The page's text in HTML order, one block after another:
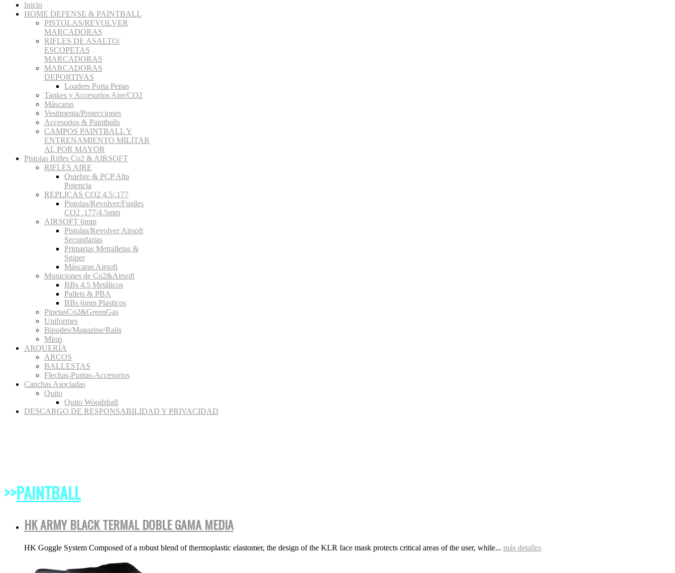
Inicio
HOME DEFENSE & PAINTBALL
PISTOLAS/REVOLVER
MARCADORAS
RIFLES DE ASALTO/
ESCOPETAS
MARCADORAS
MARCADORAS
DEPORTIVAS
Loaders Porta Pepas
Tankes y Accesorios Aire/CO2
Máscaras
Vestimenta/Protecciones
Accesorios & Paintballs
CAMPOS PAINTBALL Y
ENTRENAMIENTO MILITAR
AL POR MAYOR
Pistolas Rifles Co2 & AIRSOFT
RIFLES AIRE
Quiebre & PCP Alta
Potencia
REPLICAS CO2 4.5/.177
Pistolas/Revolver/Fusiles
CO2 .177/4.5mm
AIRSOFT 6mm
Pistolas/Revolver Airsoft
Secundarias
Primarias Metralletas &
Sniper
Máscaras Airsoft
Municiones de Co2&Airsoft
BBs 4.5 Metálicos
Pallets & PBA
BBs 6mm Plasticos
PipetasCo2&GreenGas
Uniformes
Bipodes/Magazine/Rails
Miras
ARQUERÍA
ARCOS
BALLESTAS
Flechas-Puntas-Accesorios
Canchas Asociadas
Quito
Quito Woodsball
DESCARGO DE RESPONSABILIDAD Y PRIVACIDAD
>>PAINTBALL
HK ARMY BLACK TERMAL DOBLE GAMA MEDIA
HK Goggle System Composed of a robust blend of thermoplastic elastomer, the design of the KLR face mask protects critical areas of the user, while... más detalles